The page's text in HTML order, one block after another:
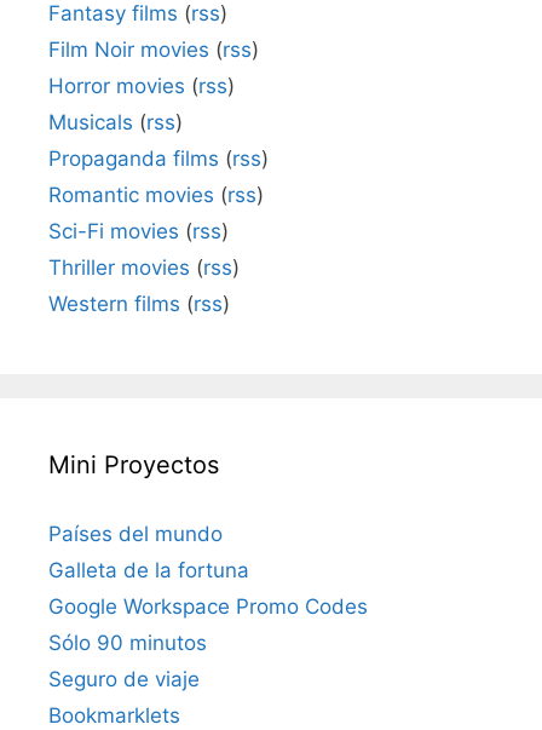
Fantasy films (rss)
Film Noir movies (rss)
Horror movies (rss)
Musicals (rss)
Propaganda films (rss)
Romantic movies (rss)
Sci-Fi movies (rss)
Thriller movies (rss)
Western films (rss)
Mini Proyectos
Países del mundo
Galleta de la fortuna
Google Workspace Promo Codes
Sólo 90 minutos
Seguro de viaje
Bookmarklets